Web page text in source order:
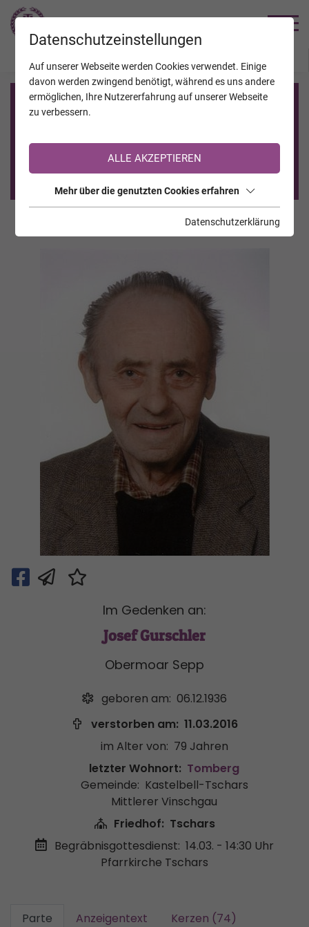
Registrierung auf TrauerHilfe.it
Sie sind noch nicht auf TrauerHilfe.it registriert?
>> zur kostenlosen Registrierung <<
Im Gedenken an:
Josef Gurschler
Obermoar Sepp
geboren am: 06.12.1936
verstorben am: 11.03.2016
im Alter von: 79 Jahren
letzter Wohnort: Tomberg
Gemeinde: Kastelbell-Tschars
Mittlerer Vinschgau
Friedhof: Tschars
Begräbnisgottesdienst: 14.03. - 14:30 Uhr
Pfarrkirche Tschars
Parte Anzeigentext
Kerzen (74)
Datenschutzeinstellungen
Auf unserer Webseite werden Cookies verwendet. Einige
davon werden zwingend benötigt, während es uns andere
ermöglichen, Ihre Nutzererfahrung auf unserer Webseite
zu verbessern.
ALLE AKZEPTIEREN
Mehr über die genutzten Cookies erfahren
Datenschutzerklärung
JAHRESTAGE KALENDER VERSTORBENE